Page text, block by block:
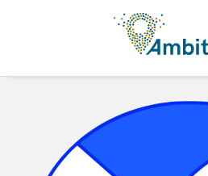
Aller au contenu principal